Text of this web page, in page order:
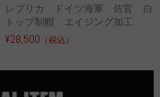
レプリカ ドイツ海軍 佐官 白
トップ制帽 エイジング加工 ...
¥28,500 （税込）